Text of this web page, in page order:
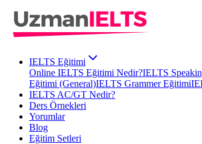
IELTS Eğitimi
Online IELTS Eğitimi Nedir?IELTS
Eğitimi (General)IELTS Grammer Eğitimi
IELTS AC/GT Nedir?
Ders Örnekleri
Yorumlar
Blog
Eğitim Setleri